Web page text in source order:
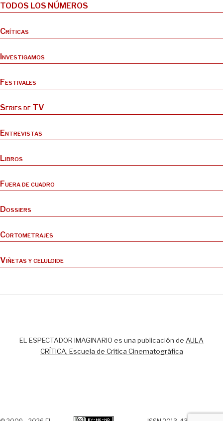
TODOS LOS NÚMEROS
Críticas
Investigamos
Festivales
Series de TV
Entrevistas
Libros
Fuera de cuadro
Dossiers
Cortometrajes
Viñetas y celuloide
EL ESPECTADOR IMAGINARIO es una publicación de AULA
CRÍTICA, Escuela de Crítica Cinematográfica